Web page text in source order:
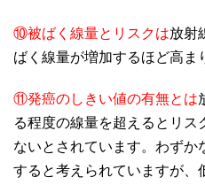
⑩被ばく線量とリスクは放射
ばく線量が増加するほど高ま
⑪発癌のしきい値の有無とは
る程度の線量を超えるとリ
ないとされています。わずか
すると考えられていますが、